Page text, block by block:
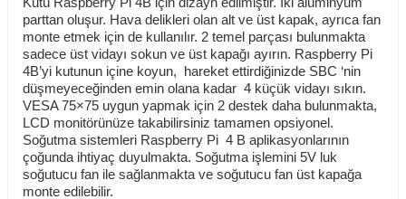
parttan oluşur. Hava delikleri olan alt ve üst kapak, ayrıca fan
monte etmek için de kullanılır. 2 temel parçası bulunmakta
sadece üst vidayı sokun ve üst kapağı ayırın. Raspberry Pi
4B’yi kutunun içine koyun, hareket ettirdiğinizde SBC ‘nin
düşmeyeceğinden emin olana kadar 4 küçük vidayı sıkın.
VESA 75×75 uygun yapmak için 2 destek daha bulunmakta,
LCD monitörünüze takabilirsiniz tamamen opsiyonel.
Soğutma sistemleri Raspberry Pi 4 B aplikasyonlarının
çoğunda ihtiyaç duyulmakta. Soğutma işlemini 5V luk
soğutucu fan ile sağlanmakta ve soğutucu fan üst kapağa
monte edilebilir.